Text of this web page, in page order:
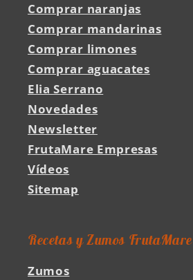
Comprar naranjas
Comprar mandarinas
Comprar limones
Comprar aguacates
Elia Serrano
Novedades
Newsletter
FrutaMare Empresas
Vídeos
Sitemap
Recetas y Zumos FrutaMare
Zumos